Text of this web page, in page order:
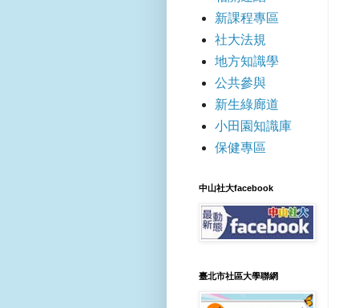
新課程專區
社大法規
地方知識學
公共參與
新生綠廊道
小田園知識庫
保健專區
中山社大facebook
臺北市社區大學聯網